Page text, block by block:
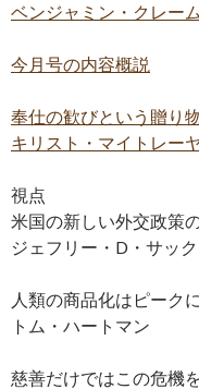
ベンジャミン・クレー
今月号の内容概説
奉仕の歓びという贈り
キリスト・マイトレー
視点
米国の新しい外交政策
ジェフリー・D・サッ
人類の商品化はピーク
トム・ハートマン
慈善だけではこの危機